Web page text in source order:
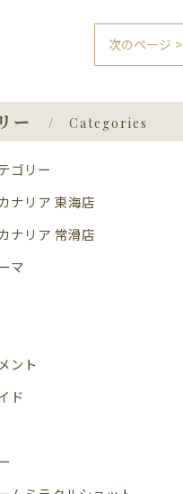
次のページ >
ー Categories
ゴリー
ナリア 東海店
ナリア 常滑店
マ
ント
ド